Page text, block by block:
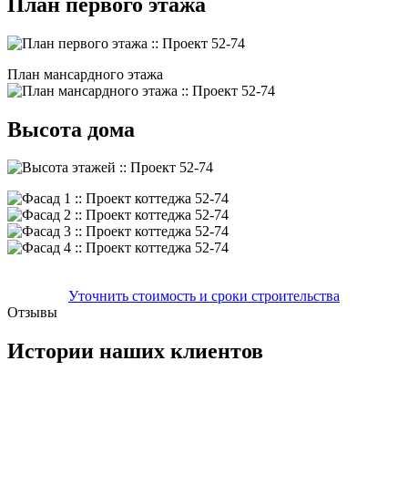
План мансардного этажа
Высота дома
Уточнить стоимость и сроки строительства
Отзывы
Истории наших клиентов